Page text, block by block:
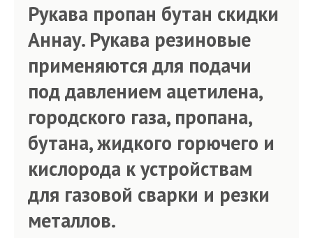
Рукава пропан бутан скидки
Аннау. Рукава резиновые
применяются для подачи
под давлением ацетилена,
городского газа, пропана,
бутана, жидкого горючего и
кислорода к устройствам
для газовой сварки и резки
металлов.